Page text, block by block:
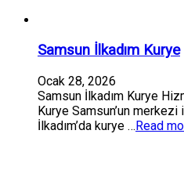
Samsun İlkadım Kurye
Ocak 28, 2026
Samsun İlkadım Kurye
Kurye Samsun’un
İlkadım’da kurye …Read